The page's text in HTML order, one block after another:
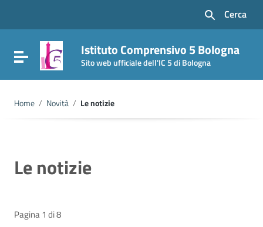
Vai al footer
Cerca
Attiva / disattiva la navigazione
Istituto Comprensivo 5 Bologna
Sito web ufficiale dell'IC 5 di Bologna
Home / Novità / Le notizie
Le notizie
Pagina 1 di 8